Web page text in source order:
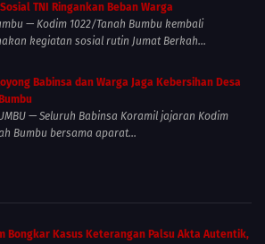
TNI Ringankan Beban Warga
— Kodim 1022/Tanah Bumbu kembali
kegiatan sosial rutin Jumat Berkah...
Babinsa dan Warga Jaga Kebersihan Desa
— Seluruh Babinsa Koramil jajaran Kodim
Bumbu bersama aparat...
Bongkar Kasus Keterangan Palsu Akta Autentik,